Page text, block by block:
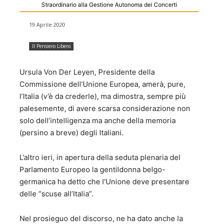
Straordinario alla Gestione Autonoma dei Concerti
1978 (nominato dal Ministro dello Spettacolo On. Adolfo
Nazionale d’Arte drammatica “Silvio d’Amico” dal 1979 al
dell’IDISU (poi ADISU) Università di Tor Vergata di Roma,
dal 1993 al 1997, nominato dalla Regione Lazio. d) Vice
Presidente del Consiglio di Amministrazione della Banca
Nazionale del Lavoro – Sezione Autonoma di Credito
Cinematografico (SACC) dal 1984 al 1990. e) Vice
Presidente del Consiglio Direttivo dell’Accademia
Filarmonica Romana, plurisecolare istituzione musicale di
dell’Ente Autonomo “La Biennale di Venezia” per due
mandati consecutivi. 2 – Incarichi direttivi in Gabinetti
Ministeriali: a) Vice Presidenza del Consiglio dei Ministri
dal 1970 al 1973 (Vice Capo di Gabinetto). b) Ministero dei
lavori pubblici dal 1973 al 1975 (Capo dell’Ufficio
(Consigliere Giuridico del Ministro). d) Ministero per il
19 Aprile 2020
Il Pensiero Libero
Ursula Von Der Leyen, Presidente della
Commissione dell’Unione Europea, amerà, pure,
l’Italia (v’è da crederle), ma dimostra, sempre più
palesemente, di avere scarsa considerazione non
solo dell’intelligenza ma anche della memoria
(persino a breve) degli Italiani.
L’altro ieri, in apertura della seduta plenaria del
Parlamento Europeo la gentildonna belgo-
germanica ha detto che l’Unione deve presentare
delle “scuse all’Italia”.
Nel prosieguo del discorso, ne ha dato anche la